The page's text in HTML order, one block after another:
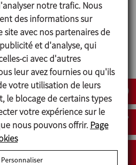
l’avenir
notre trafic. Nous
des informations sur
avec nos partenaires de
et d'analyse, qui
ci avec d'autres
leur avez fournies ou qu'ils
votre utilisation de leurs
le blocage de certains types
votre expérience sur le
nous pouvons offrir. Page
Personnaliser